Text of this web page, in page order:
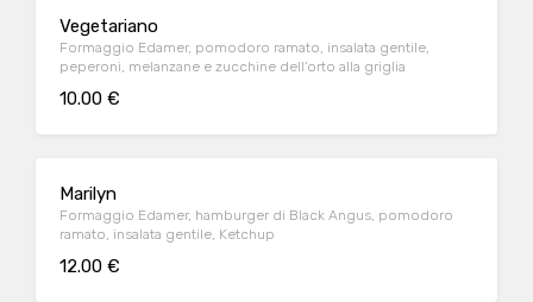
Vegetariano
Formaggio Edamer, pomodoro ramato, insalata gentile,
peperoni, melanzane e zucchine dell'orto alla griglia
10.00 €
Marilyn
Formaggio Edamer, hamburger di Black Angus, pomodoro
ramato, insalata gentile, Ketchup
12.00 €